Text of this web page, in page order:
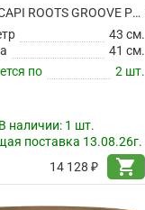
КАШПО CAPI ROOTS GROOVE PLANTER BALL WARM TAUPE
43 см.
41 см.
по
2 шт.
наличии: 1 шт.
поставка 13.08.26г.
14 128 ₽
shopping_cart